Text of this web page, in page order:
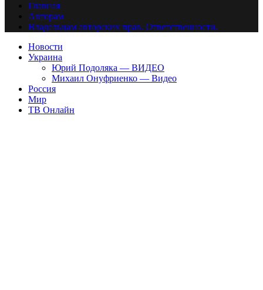
Главная
Авторам
Владельцам авторских прав. Ответственности.
Новости
Украина
Юрий Подоляка — ВИДЕО
Михаил Онуфриенко — Видео
Россия
Мир
ТВ Онлайн